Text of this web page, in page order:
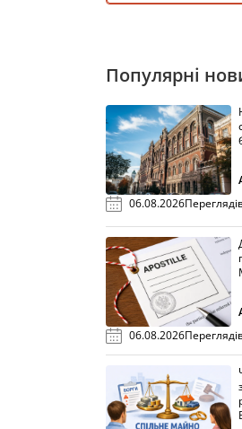
Популярні
06.08.2026
06.08.2026